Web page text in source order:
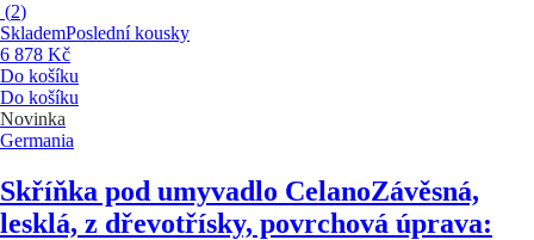
(2)
SklademPoslední kousky
6 878 Kč
Do košíku
Do košíku
Novinka
Germania
Skříňka pod umyvadlo CelanoZávěsná,
lesklá, z dřevotřísky, povrchová úprava: